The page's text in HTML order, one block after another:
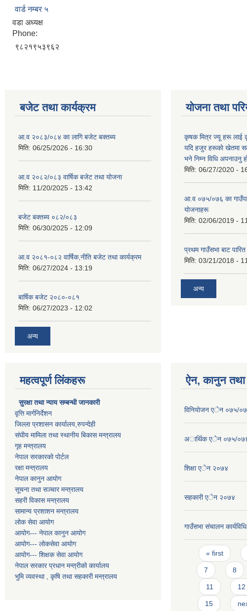
वार्ड नम्बर ५
वडा अध्यक्ष
Phone:
९८२१९५३९६२
बजेट तथा कार्यक्रम
आ.व २०८३/०८४ का लागि बजेट बक्तब्य
मिति: 06/25/2026 - 16:30
आ.व २०८२/०८३ वार्षिक बजेट तथा योजना
मिति: 11/20/2025 - 13:42
बजेट बक्तब्य ०८२/०८३
मिति: 06/30/2025 - 12:09
आ.व २०८१-०८२ वार्षिक,नीति बजेट तथा कार्यक्रम
मिति: 06/27/2024 - 13:19
बार्षिक बजेट २०८०-०८१
मिति: 06/27/2023 - 12:02
अन्य
योजना तथा
कृषक मित्र ज्यू हरू लाई
यदि हजुर हरूकाे खेतमा
भने निम्न विधि अपनाउनु
मिति: 06/27/2020 -
आ‍.व ०७५/०७६ का
याेजनाहरू
मिति: 02/06/2019 -
प्रथम गाउँसभा बाट
मिति: 03/21/2018 -
अन्य
महत्वपूर्ण लिंकहरू
सुरक्षा तथा न्याय सम्बन्धी जानकारी
वृत्ति मार्गनिर्देशन
जिल्ला प्रशासन कार्यालय,रुपन्देही
संघीय मामिला तथा स्थानीय बिकास मन्त्रालय
गृह मन्त्रालय
नेपाल सरकारको पोर्टल
रक्षा मन्त्रालय
नेपाल कानुन आयोग
सूचना तथा सञ्चार मन्त्रालय
सहरी विकास मन्त्रालय
सामान्य प्रशाशन मन्त्रालय
लोक सेवा आयोग
आयोग--- नेपाल कानुन आयोग
आयोग--- लोकसेवा आयोग
आयोग--- शिक्षक सेवा आयोग
नेपाल सरकार प्रधान मन्त्रीको कार्यालय
भुमि व्यवस्था , कृषि तथा सहकारी मन्त्रालय
ऐन, कानुन तथा
विनियाेजन एेन ०७५/
अार्थिक एेन ०७५/
शिक्षा एेन २०७४
सहकारी एेन २०७४
गाउँसभा संचालन कार्यविधि
Pages
« first
7 8
11 12
15